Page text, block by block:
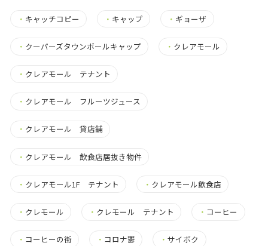
・ キャッチコピー ・ キャップ ・ ギョーザ
・ クーパーズタウンボールキャップ ・ クレアモール
・ クレアモール テナント
・ クレアモール フルーツジュース
・ クレアモール 貸店舗
・ クレアモール 飲食店居抜き物件
・ クレアモール1F テナント ・ クレアモール飲食店
・ クレモール ・ クレモール テナント ・ コーヒー
・ コーヒーの街 ・ コロナ鬱 ・サイボク